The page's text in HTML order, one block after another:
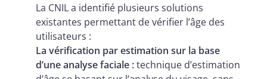
La CNIL a identifié plusieurs solutions
existantes permettant de vérifier l’âge des
utilisateurs :
La vérification par estimation sur la base
d’une analyse faciale :technique d’estimation